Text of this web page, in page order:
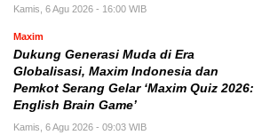
Kamis, 6 Agu 2026 - 16:00 WIB
Maxim
Dukung Generasi Muda di Era
Globalisasi, Maxim Indonesia dan
Pemkot Serang Gelar ‘Maxim Quiz 2026:
English Brain Game’
Kamis, 6 Agu 2026 - 09:03 WIB